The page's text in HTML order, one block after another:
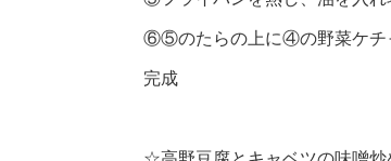
⑥⑤のたらの上に④の野菜ケチ
完成